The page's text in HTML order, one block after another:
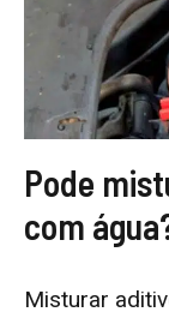
Pode
com
Misturar